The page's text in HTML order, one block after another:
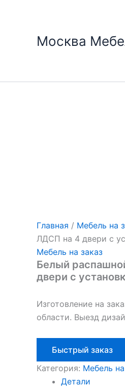
Москва
Главная / Мебель на
ЛДСП на 4 двери с
Мебель на заказ
Белый
двери с
Изготовление на
области. Выезд
Быстрый заказ
Категория: Мебель
Детали